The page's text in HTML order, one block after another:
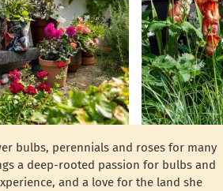
bulbs, perennials and roses for many
a deep-rooted passion for bulbs and
and a love for the land she